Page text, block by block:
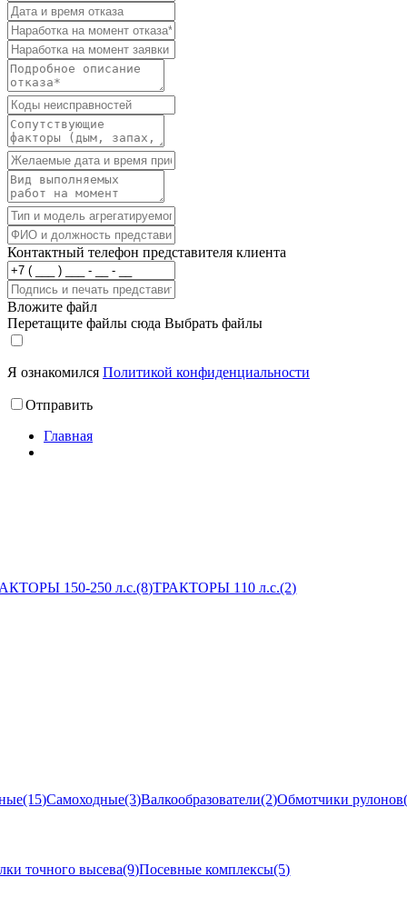
Контактный телефон представителя клиента
Вложите файл
Перетащите файлы сюда Выбрать файлы
Я ознакомился Политикой конфиденциальности
Отправить
Главная
150-250 л.с.(8)ТРАКТОРЫ 110 л.с.(2)
(15)Самоходные(3)Валкообразователи(2)Обмотчики рулонов
точного высева(9)Посевные комплексы(5)